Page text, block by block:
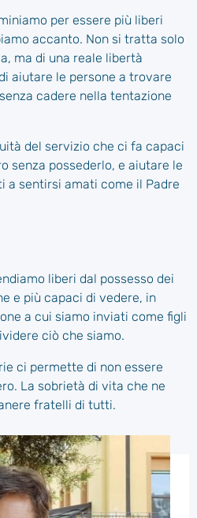
per essere più liberi
accanto. Non si tratta solo
ma di una reale libertà
aiutare le persone a trovare
cadere nella tentazione
del servizio che ci fa capaci
senza possederlo, e aiutare le
a sentirsi amati come il Padre
liberi dal possesso dei
e più capaci di vedere, in
a cui siamo inviati come figli
ciò che siamo.
ci permette di non essere
La sobrietà di vita che ne
fratelli di tutti.